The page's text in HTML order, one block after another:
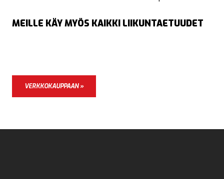
MEILLE KÄY MYÖS KAIKKI LIIKUNTAETUUDET
VERKKOKAUPPAAN »